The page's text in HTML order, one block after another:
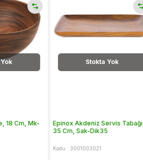
18 Cm, Mk-
Stokta Yok
Epinox Akdeniz Servis Tabağı,
35 Cm, Sak-Dik35
Kodu : 3001003021